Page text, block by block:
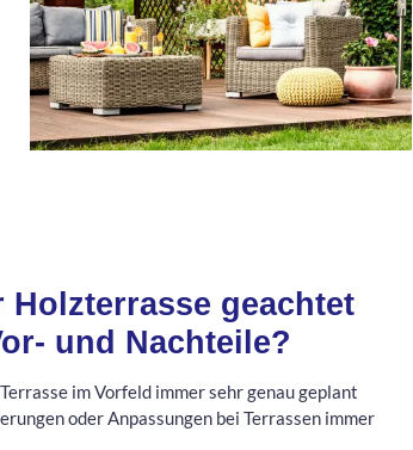
geachtet
und Nachteile?
im Vorfeld immer sehr genau geplant
oder Anpassungen bei Terrassen immer